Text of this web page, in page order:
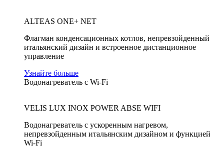
ALTEAS ONE+ NET
Флагман конденсационных котлов, непревзойденный
итальянский дизайн и встроенное дистанционное
управление
Узнайте больше
Водонагреватель с Wi-Fi
VELIS LUX INOX POWER ABSE WIFI
Водонагреватель с ускоренным нагревом,
непревзойденным итальянским дизайном и функцией
Wi-Fi